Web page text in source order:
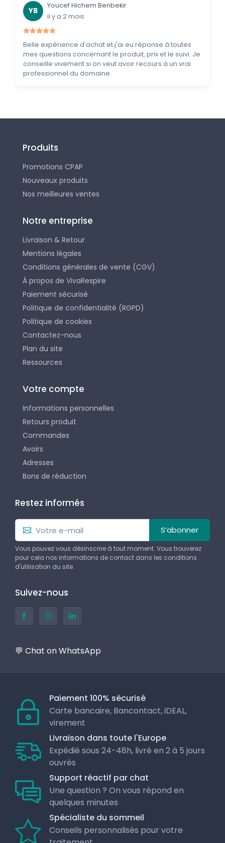
YB
Youcef Hichem Benbekir
il y a 2 mois
Belle expérience d'achat et j'ai eu réponse à toutes
mes questions concernant le produit, prix et le suivi. Je
conseille vivement si on veut avoir recours à un vrai
professionnel du domaine.
Produits
Promotions CPAP
Nouveaux produits
Nos meilleures ventes
Notre entreprise
Livraison & Retour
Mentions légales
Conditions générales de vente (CGV)
À propos de VivaRespire
Paiement sécurisé
Politique de confidentialité (RGPD)
Politique de cookies
Contactez-nous
Plan du site
Ressources
Votre compte
Informations personnelles
Retours produit
Commandes
Avoirs
Adresses
Bons de réduction
Restez informés
S’abonner
Vous pouvez vous désinscrire à tout moment. Vous trouverez
pour cela nos informations de contact dans les conditions
d'utilisation du site.
Suivez-nous
💬 Chat on WhatsApp
Paiement 100% sécurisé
Carte bancaire, Bancontact, iDEAL,
virement
Livraison dans toute l'Europe
Expédié sous 24-48h, livré en 2 à 5 jours
ouvrés
Support réactif par chat
Une question ? On vous répond en
quelques minutes
Spécialiste du sommeil
Conseils personnalisés pour votre